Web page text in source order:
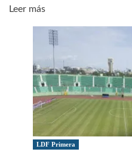
Leer másLeer
sobre
informó
nuevas
competencias
suspendidas
por
Covid-
LDF Primera